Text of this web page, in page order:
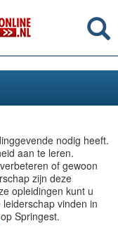
nodig heeft.
aan te leren.
of gewoon
zijn deze
opleidingen kunt u
vinden in
op Springest.